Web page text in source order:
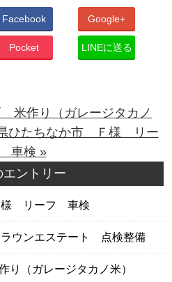
Facebook Google+
Pocket LINEに送る
作り（ガレージタカノ
ひたちなか市 Ｆ様 リー
車検 »
エントリー
様 リーフ 車検
ウンエステート 点検整備
り（ガレージタカノ米）